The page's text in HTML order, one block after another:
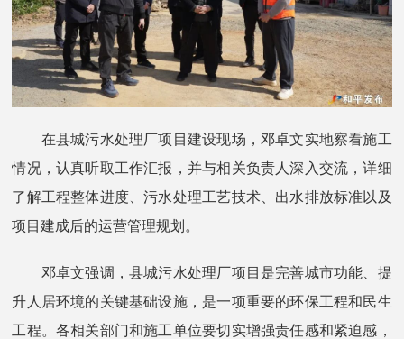
在县城污水处理厂项目建设现场，邓卓文实地察看施工
情况，认真听取工作汇报，并与相关负责人深入交流，详细
了解工程整体进度、污水处理工艺技术、出水排放标准以及
项目建成后的运营管理规划。
邓卓文强调，县城污水处理厂项目是完善城市功能、提
升人居环境的关键基础设施，是一项重要的环保工程和民生
工程。各相关部门和施工单位要切实增强责任感和紧迫感，